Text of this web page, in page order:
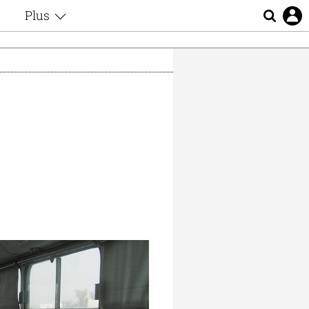
Plus
Videos